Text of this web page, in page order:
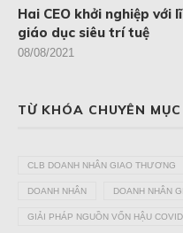
Hai CEO khởi nghiệp với
giáo dục siêu trí tuệ
08/08/2021
TỪ KHÓA CHUYÊN MỤC
CLB DOANH NHÂN GIAO THƯƠNG
DOANH NHÂN DOANH NHÂN
GIẢI PHÁP NGUỒN VỐN HẬU COVID